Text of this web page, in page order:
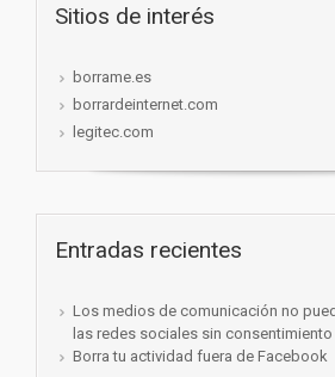
Sitios de interés
borrame.es
borrardeinternet.com
legitec.com
Entradas recientes
Los medios de comunicación no
las redes sociales sin consentimiento
Borra tu actividad fuera de Facebook